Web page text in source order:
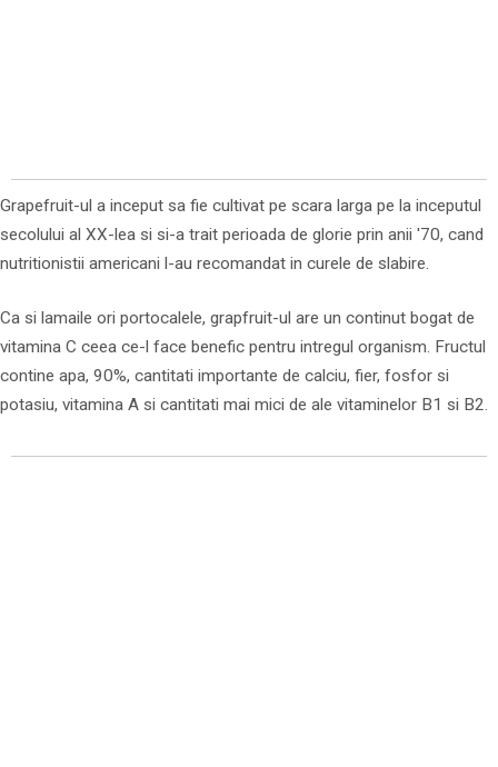
Grapefruit-ul a inceput sa fie cultivat pe scara larga pe la inceputul
secolului al XX-lea si si-a trait perioada de glorie prin anii '70, cand
nutritionistii americani l-au recomandat in curele de slabire.
Ca si lamaile ori portocalele, grapfruit-ul are un continut bogat de
vitamina C ceea ce-l face benefic pentru intregul organism. Fructul
contine apa, 90%, cantitati importante de calciu, fier, fosfor si
potasiu, vitamina A si cantitati mai mici de ale vitaminelor B1 si B2.